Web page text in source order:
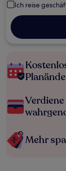
Ich reise
Mehr